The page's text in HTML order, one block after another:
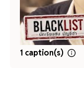
1 caption(s)